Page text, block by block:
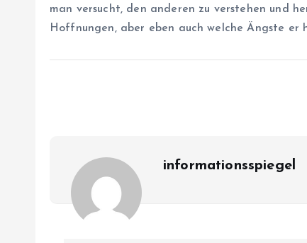
man versucht, den anderen zu verstehen und
Hoffnungen, aber eben auch welche Ängste er
informationsspiegel